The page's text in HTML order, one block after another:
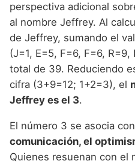
perspectiva adicional
al nombre Jeffrey. Al
de Jeffrey, sumando el
(J=1, E=5, F=6, F=6,
total de 39. Reduciendo
cifra (3+9=12; 1+2=3), el
Jeffrey es el 3.
El número 3 se asocia
comunicación, el
Quienes resuenan con el